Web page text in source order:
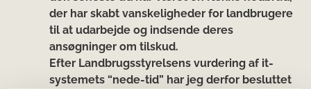
der har skabt vanskeligheder for landbrugere
til at udarbejde og indsende deres
ansøgninger om tilskud.
Efter Landbrugsstyrelsens vurdering af it-
systemets “nede-tid” har jeg derfor besluttet